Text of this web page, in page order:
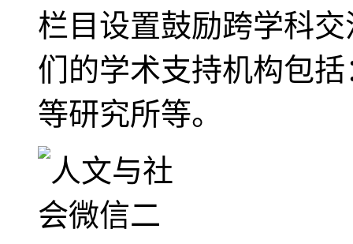
栏目设置鼓励跨学科
们的学术支持机构包
等研究所等。